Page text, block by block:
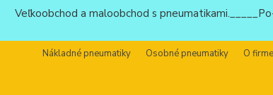
Veľkoobchod a maloobchod s
Nákladné pneumatiky Osobné pneumatiky O firme